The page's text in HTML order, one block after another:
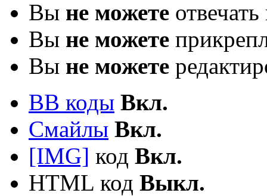
Вы не можете
Вы не можете
Вы не можете
BB коды Вкл.
Смайлы Вкл.
[IMG] код Вкл.
HTML код Выкл.